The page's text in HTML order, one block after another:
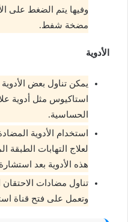
وفيها يتم الضغط على
مضخة شفط.
الأدوية
يمكن تناول بعض
استاكيوس مثل أدوية
الحساسية.
استخدام الأدوية
لعلاج التهابات الطبقة
هذه الأدوية بعد
تناول مضادات
وتعمل على فتح قناة